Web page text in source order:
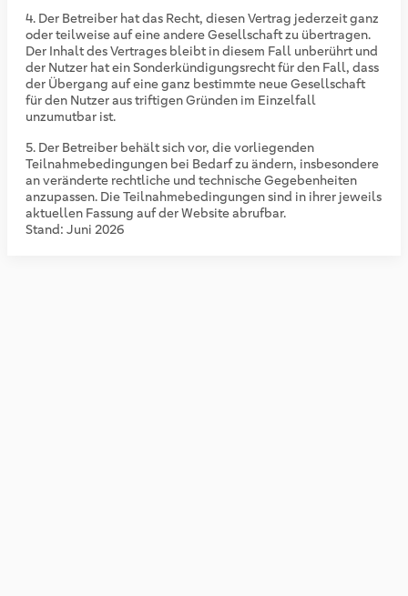
Der Betreiber hat das Recht, diesen Vertrag jederzeit ganz
oder teilweise auf eine andere Gesellschaft zu übertragen.
Der Inhalt des Vertrages bleibt in diesem Fall unberührt und
der Nutzer hat ein Sonderkündigungsrecht für den Fall, dass
der Übergang auf eine ganz bestimmte neue Gesellschaft
für den Nutzer aus triftigen Gründen im Einzelfall
unzumutbar ist.
Der Betreiber behält sich vor, die vorliegenden
Teilnahmebedingungen bei Bedarf zu ändern, insbesondere
an veränderte rechtliche und technische Gegebenheiten
anzupassen. Die Teilnahmebedingungen sind in ihrer jeweils
aktuellen Fassung auf der Website abrufbar.
Stand: Juni 2026